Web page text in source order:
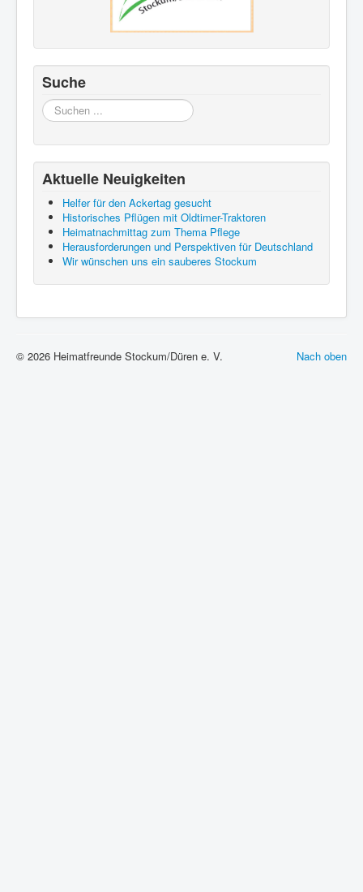
Suche
Suchen
...
Aktuelle Neuigkeiten
Helfer für den Ackertag gesucht
Historisches Pflügen mit Oldtimer-Traktoren
Heimatnachmittag zum Thema Pflege
Herausforderungen und Perspektiven für Deutschland
Wir wünschen uns ein sauberes Stockum
Nach oben
© 2026 Heimatfreunde Stockum/Düren e. V.